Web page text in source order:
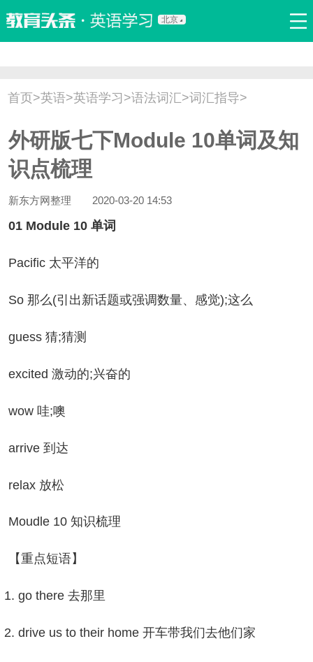
北京
双语新闻 口译翻译 职场英语 娱乐英语 少儿英语
流行语 新概念
首页>英语>英语学习 >语法词汇>词汇指导>
外研版七下Module 10单词及知
识点梳理
新东方网整理 2020-03-20 14:53
Module 10 单词
太平洋的
那么(引出新话题或强调数量、感觉);这么
猜;猜测
激动的;兴奋的
哇;噢
到达
放松
10 知识梳理
点短语】
there 去那里
us to their home 开车带我们去他们家